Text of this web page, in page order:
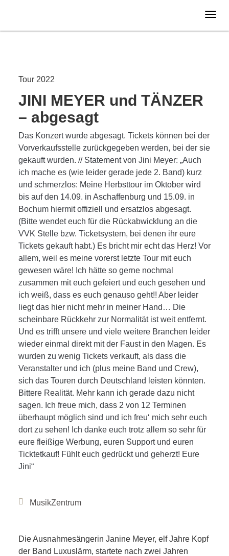
ABGESAGT
06.10.
Tour 2022
JINI MEYER und TÄNZER
– abgesagt
Das Konzert wurde abgesagt. Tickets können bei der
Vorverkaufsstelle zurückgegeben werden, bei der sie
gekauft wurden. // Statement von Jini Meyer: „Auch
ich mache es (wie leider gerade jede 2. Band) kurz
und schmerzlos: Meine Herbsttour im Oktober wird
bis auf den 14.09. in Aschaffenburg und 15.09. in
Bochum hiermit offiziell und ersatzlos abgesagt.
(Bitte wendet euch für die Rückabwicklung an die
VVK Stelle bzw. Ticketsystem, bei denen ihr eure
Tickets gekauft habt.) Es bricht mir echt das Herz! Vor
allem, weil es meine vorerst letzte Tour mit euch
gewesen wäre! Ich hätte so gerne nochmal
zusammen mit euch gefeiert und euch gesehen und
ich weiß, dass es euch genauso geht!! Aber leider
liegt das hier nicht mehr in meiner Hand… Die
scheinbare Rückkehr zur Normalität ist weit entfernt.
Und es trifft unsere und viele weitere Branchen leider
wieder einmal direkt mit der Faust in den Magen. Es
wurden zu wenig Tickets verkauft, als dass die
Veranstalter und ich (plus meine Band und Crew),
sich das Touren durch Deutschland leisten könnten.
Bittere Realität. Mehr kann ich gerade dazu nicht
sagen. Ich freue mich, dass 2 von 12 Terminen
überhaupt möglich sind und ich freu‘ mich sehr euch
dort zu sehen! Ich danke euch trotz allem so sehr für
eure fleißige Werbung, euren Support und euren
Ticktetkauf! Fühlt euch gedrückt und geherzt! Eure
Jini“
MusikZentrum
Die Ausnahmesängerin Janine Meyer, elf Jahre Kopf
der Band Luxuslärm, startete nach zwei Jahren